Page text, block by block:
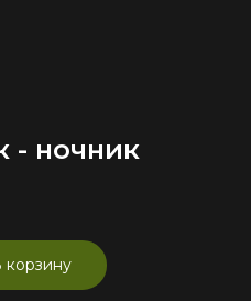
- ночник
корзину